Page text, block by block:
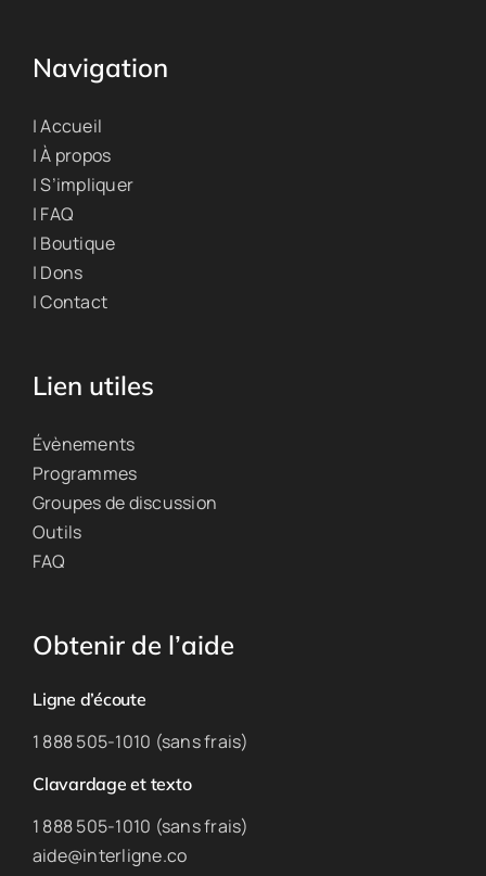
Navigation
| Accueil
| À propos
| S’impliquer
| FAQ
| Boutique
| Dons
| Contact
Lien utiles
Évènements
Programmes
Groupes de discussion
Outils
FAQ
Obtenir de l’aide
Ligne d’écoute
1 888 505-1010 (sans frais)
Clavardage et texto
1 888 505-1010 (sans frais)
aide@interligne.co